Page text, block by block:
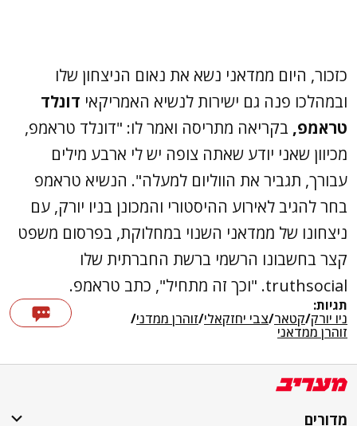
כזכור, היום ממדאני נשא את נאום הניצחון שלו
ובמהלכו פנה גם ישירות לנשיא האמריקאי דונלד
טראמפ, בקריאה מתריסה ואמר לו: "דונלד טראמפ,
מכיוון שאני יודע שאתה צופה יש לי ארבע מילים
עבורך, תגביר את הווליום למעלה". הנשיא טראמפ
בחר להגיב לאירוע ההיסטורי והמכונן בניו יורק, עם
ניצחונו של ממדאני השנוי במחלוקת, בפרסום משפט
קצר בחשבונו הרשמי ברשת החברתית שלו
truthsocial. "וכך זה מתחיל", כתב טראמפ.
תגיות:
ניו יורק/קטאר/צבי יחזקאלי/זוהרן ממדני/
זוהרן ממדאני
מדורים